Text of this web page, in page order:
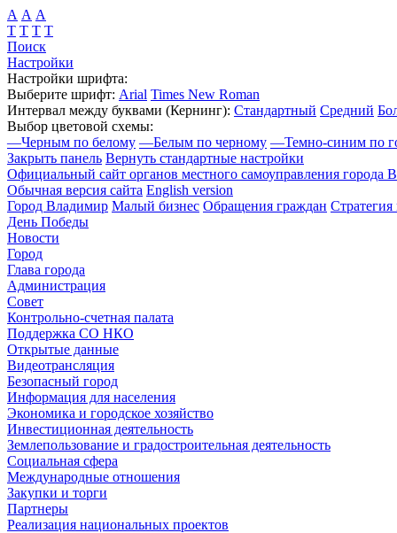
А А А
Т Т Т Т
Поиск
Настройки
Настройки шрифта:
Выберите шрифт: Arial Times New Roman
Интервал между буквами (Кернинг): Стандартный Средний
Выбор цветовой схемы:
—Черным по белому —Белым по черному —Темно-синим по
Закрыть панель Вернуть стандартные настройки
Официальный сайт органов местного самоуправления города
Обычная версия сайта English version
Город Владимир Малый бизнес Обращения граждан Стратегия
День Победы
Новости
Город
Глава города
Администрация
Совет
Контрольно-счетная палата
Поддержка СО НКО
Открытые данные
Видеотрансляция
Безопасный город
Информация для населения
Экономика и городское хозяйство
Инвестиционная деятельность
Землепользование и градостроительная деятельность
Социальная сфера
Международные отношения
Закупки и торги
Партнеры
Реализация национальных проектов